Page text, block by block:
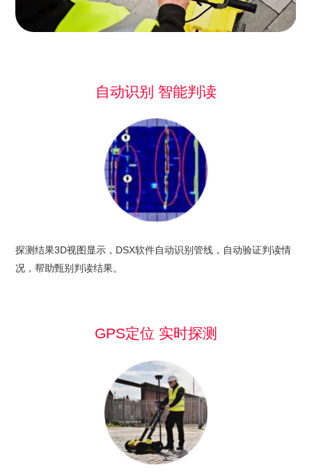
自动识别 智能判读
探测结果3D视图显示，DSX软件自动识别管线，自动验证判读情
况，帮助甄别判读结果。
GPS定位 实时探测